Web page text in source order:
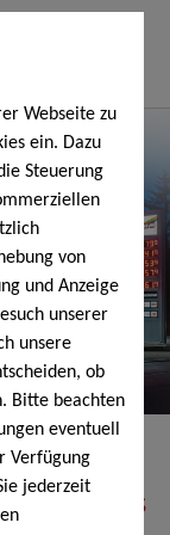
Webseite zu
ein. Dazu
Steuerung
von
und Anzeige
unserer
unsere
ob
Bitte beachten
eventuell
Verfügung
jederzeit
Holzpellets